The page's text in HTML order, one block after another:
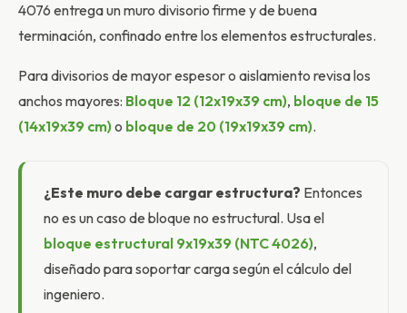
4076 entrega un muro divisorio firme y de buena
terminación, confinado entre los elementos estructurales.
Para divisorios de mayor espesor o aislamiento revisa los
anchos mayores: Bloque 12 (12x19x39 cm), bloque de 15
(14x19x39 cm) o bloque de 20 (19x19x39 cm).
¿Este muro debe cargar estructura? Entonces
no es un caso de bloque no estructural. Usa el
bloque estructural 9x19x39 (NTC 4026),
diseñado para soportar carga según el cálculo del
ingeniero.